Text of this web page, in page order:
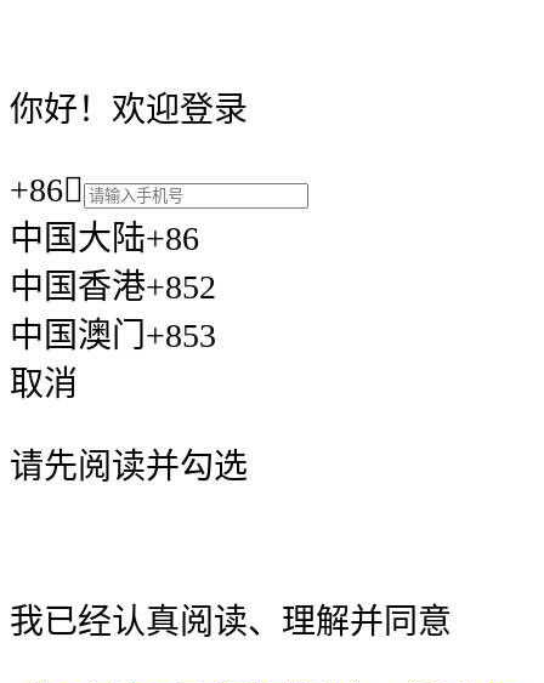
你好！欢迎登录
+86
中国大陆+86
中国香港+852
中国澳门+853
取消
请先阅读并勾选
我已经认真阅读、理解并同意